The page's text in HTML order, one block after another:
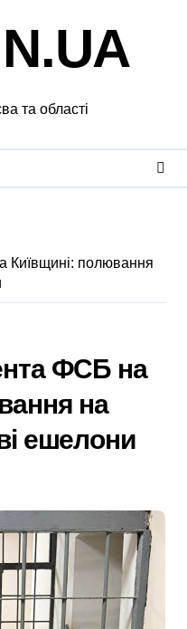
та області
Київщині: полювання
ФСБ на
на
ешелони